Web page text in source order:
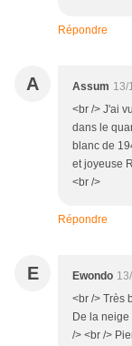
Répondre
A Assum 13/
<br /> J'ai
dans le
blanc de
et joyeuse
<br />
Répondre
E Ewondo
<br /> Très
De la
/> <br />